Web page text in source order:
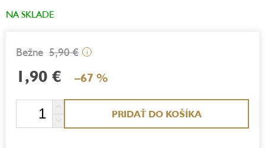
NA SKLADE
5,90 € i
1,90 € –67 %
PRIDAŤ DO KOŠÍKA